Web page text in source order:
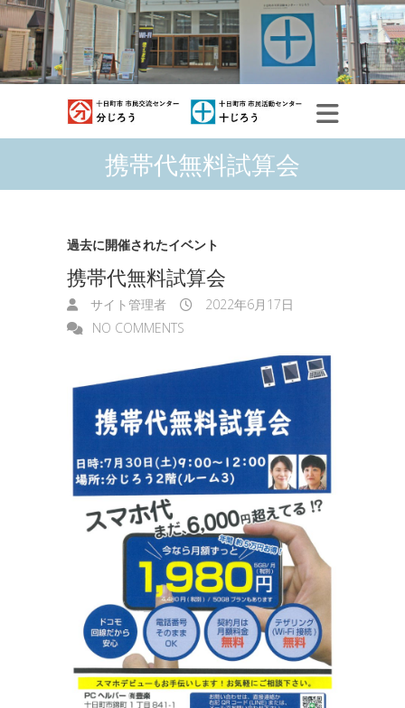
携帯代無料試算会
過去に開催されたイベント
携帯代無料試算会
サイト管理者
2022年6月17日
NO COMMENTS